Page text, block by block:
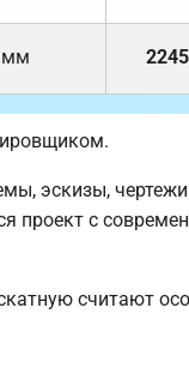
мм
эскизы,
проект с
считают